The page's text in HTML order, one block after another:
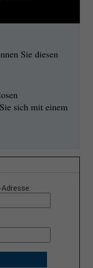
Sie diesen
sich mit einem